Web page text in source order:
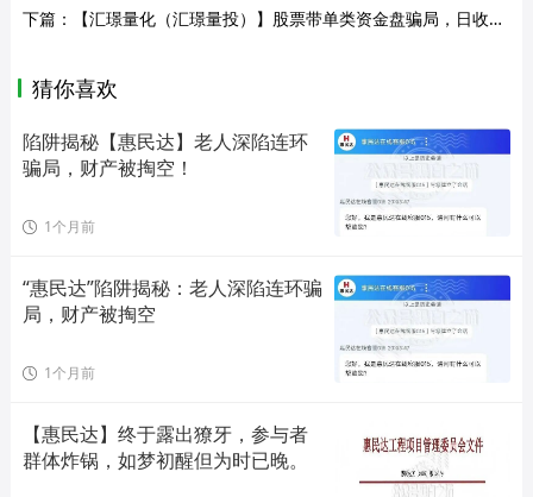
下篇：
【汇璟量化（汇璟量投）】股票带单类资金盘骗局，日收益高达3%，大量单割会员不让提现，即将崩盘跑路！
猜你喜欢
陷阱揭秘【惠民达】老人深陷连环
骗局，财产被掏空！
1个月前
“惠民达”陷阱揭秘：老人深陷连环骗
局，财产被掏空
1个月前
【惠民达】终于露出獠牙，参与者
群体炸锅，如梦初醒但为时已晚。